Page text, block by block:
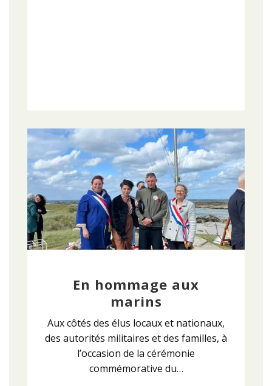
En hommage aux
marins
Aux côtés des élus locaux et nationaux,
des autorités militaires et des familles, à
l’occasion de la cérémonie
commémorative du…